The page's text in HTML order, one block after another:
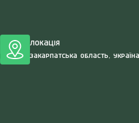
Локація
Закарпатська область, Україна